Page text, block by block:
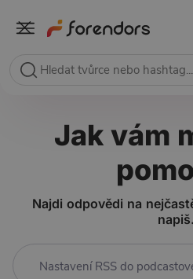
Jak vám
Najdi odpovědi na
napiš.